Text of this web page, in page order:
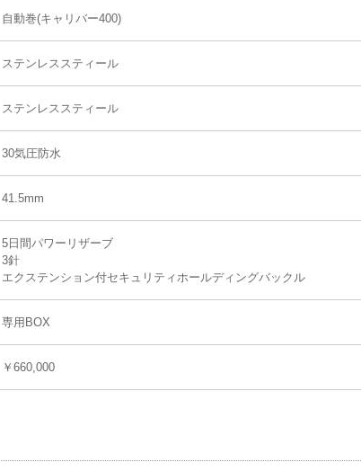
自動巻(キャリバー400)
ステンレススティール
ステンレススティール
30気圧防水
41.5mm
5日間パワーリザーブ
3針
エクステンション付セキュリティホールディングバックル
専用BOX
￥660,000